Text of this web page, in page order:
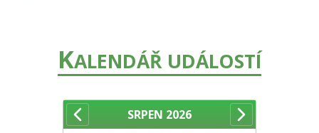
KALENDÁŘ UDÁLOSTÍ
SRPEN 2026